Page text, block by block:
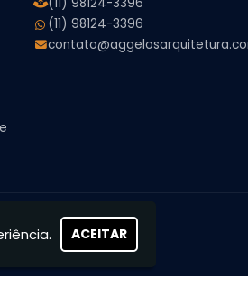
(11) 98124-3396
ACEITAR